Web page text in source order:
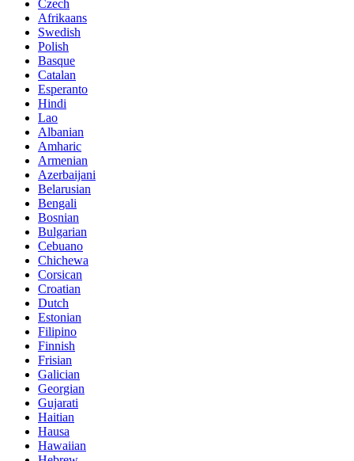
Czech
Afrikaans
Swedish
Polish
Basque
Catalan
Esperanto
Hindi
Lao
Albanian
Amharic
Armenian
Azerbaijani
Belarusian
Bengali
Bosnian
Bulgarian
Cebuano
Chichewa
Corsican
Croatian
Dutch
Estonian
Filipino
Finnish
Frisian
Galician
Georgian
Gujarati
Haitian
Hausa
Hawaiian